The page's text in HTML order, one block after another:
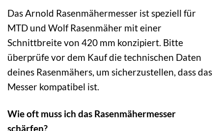
Das Arnold Rasenmähermesser ist speziell für
MTD und Wolf Rasenmäher mit einer
Schnittbreite von 420 mm konzipiert. Bitte
überprüfe vor dem Kauf die technischen Daten
deines Rasenmähers, um sicherzustellen, dass das
Messer kompatibel ist.
Wie oft muss ich das Rasenmähermesser
schärfen?